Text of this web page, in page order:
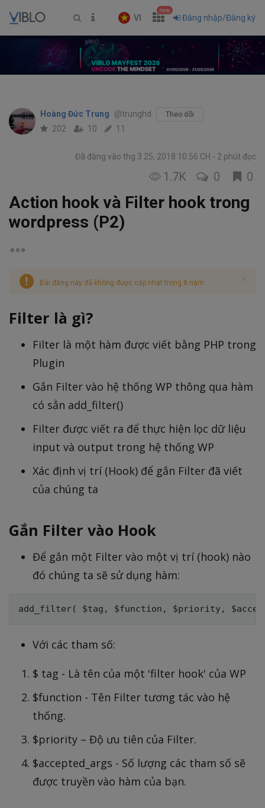
VI
new
Đăng nhập/Đăng ký
Hoàng Đức Trung @trunghd Theo dõi
202 10 11
Đã đăng vào thg 3 25, 2018 10:56 CH 2 phút đọc
1.7K 0 0
Action hook và Filter hook trong
wordpress (P2)
Bài đăng này đã không được cập nhật trong 8 năm
Filter là gì?
Filter là một hàm được viết bằng PHP trong
Plugin
Gắn Filter vào hệ thống WP thông qua hàm
có sẳn add_filter()
Filter được viết ra để thực hiện lọc dữ liệu
input và output trong hệ thống WP
Xác định vị trí (Hook) để gắn Filter đã viết
của chúng ta
Gắn Filter vào Hook
Để gắn một Filter vào một vị trí (hook) nào
đó chúng ta sẽ sử dụng hàm:
Với các tham số:
$ tag - Là tên của một 'filter hook' của WP
$function - Tên Filter tương tác vào hệ
thống.
$priority – Độ ưu tiên của Filter.
$accepted_args - Số lượng các tham số sẽ
được truyền vào hàm của bạn.